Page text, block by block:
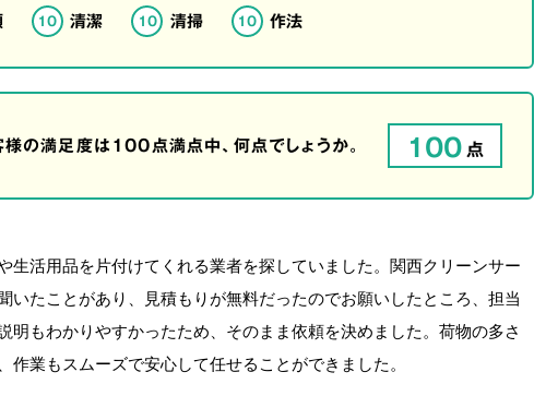
10 清潔 10 清掃 10 作法
の満足度は100点満点中、何点でしょうか。 100 点
生活用品を片付けてくれる業者を探していました。関西クリーンサー
いたことがあり、見積もりが無料だったのでお願いしたところ、担当
明もわかりやすかったため、そのまま依頼を決めました。荷物の多さ
作業もスムーズで安心して任せることができました。